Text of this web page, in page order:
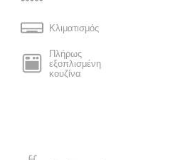
Κλιματισμός
Πλήρως
εξοπλισμένη
κουζίνα